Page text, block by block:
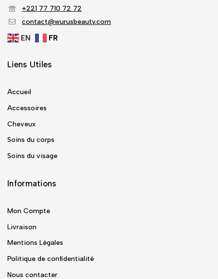
+221 77 710 72 72
contact@wurusbeauty.com
EN FR
Liens Utiles
Accueil
Accessoires
Cheveux
Soins du corps
Soins du visage
Informations
Mon Compte
Livraison
Mentions Légales
Politique de confidentialité
Nous contacter